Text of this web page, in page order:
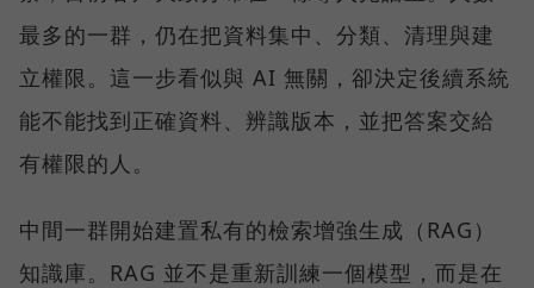
最多的一群，仍在把資料集中、分類、清理與建
立權限。這一步看似與 AI 無關，卻決定後續系統
能不能找到正確資料、辨識版本，並把答案交給
有權限的人。
中間一群開始建置私有的檢索增強生成（RAG）
知識庫。RAG 並不是重新訓練一個模型，而是在